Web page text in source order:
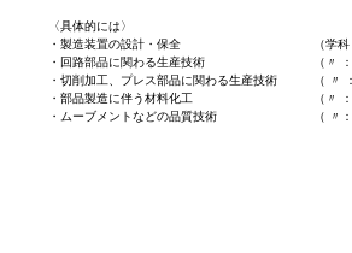
〈具体的には〉
・製造装置の設計・保全　　　　　　　　　　　（学科
・回路部品に関わる生産技術　　　　　　　　　（〃 ：
・切削加工、プレス部品に関わる生産技術　　　（ 〃
・部品製造に伴う材料化工　　　　　　　　　　（〃
・ムーブメントなどの品質技術　　　　　　　　（ 〃